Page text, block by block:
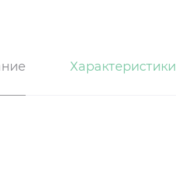
Характеристики